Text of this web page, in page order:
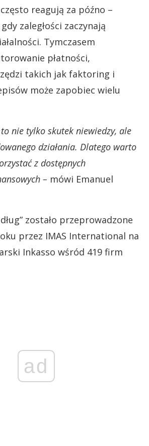
reagują za późno –
zaległości zaczynają
Tymczasem
płatności,
takich jak faktoring i
może zapobiec wielu
nie tylko skutek niewiedzy, ale
działania. Dlatego warto
z dostępnych
– mówi Emanuel
zostało przeprowadzone
przez IMAS International na
Inkasso wśród 419 firm
ad